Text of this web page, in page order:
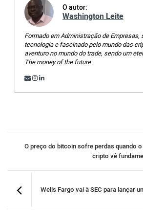
O autor:
Washington Leite
Formado em Administração de Empresas,
tecnologia e fascinado pelo mundo das
aventuro no mundo do trade, sendo um
The money of the future
O preço do bitcoin sofre perdas quando
cripto vê
Wells Fargo vai à SEC para lançar